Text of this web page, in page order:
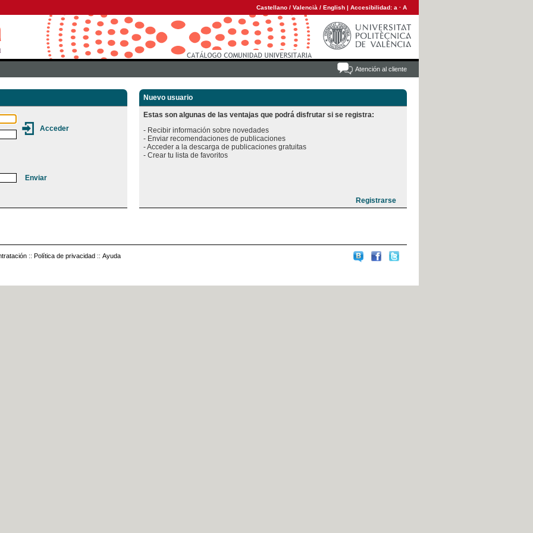
Castellano / Valencià / English | Accesibilidad: a · A
Atención al cliente
Nuevo usuario
Estas son algunas de las ventajas que podrá disfrutar si se registra:
- Recibir información sobre novedades
- Enviar recomendaciones de publicaciones
- Acceder a la descarga de publicaciones gratuitas
:: Política de privacidad :: Ayuda